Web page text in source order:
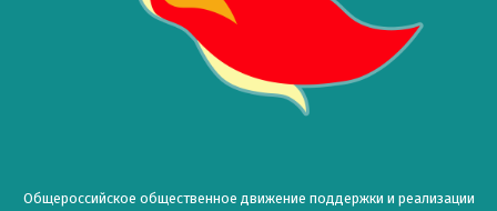
Общероссийское общественное движение поддержки и реализации